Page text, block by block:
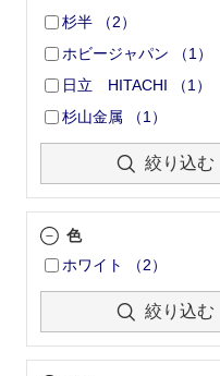
杉半
（2）
ホビージャパン
（1 ）
日立 HITACHI
（1 ）
杉山金属
（1 ）
絞り込む
色
ホワイト
（2）
絞り込む